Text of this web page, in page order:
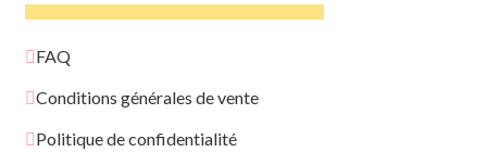
FAQ
Conditions générales de vente
Politique de confidentialité